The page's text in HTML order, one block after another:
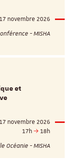
17 novembre 2026
- MISHA
et
17 novembre 2026
17h
18h
Océanie - MISHA